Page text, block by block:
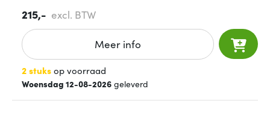
215,- excl. BTW
Meer info
2 stuksop voorraad
Woensdag 12-08-2026 geleverd